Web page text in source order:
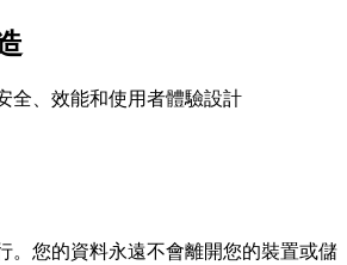
全、效能和使用者體驗設計
。您的資料永遠不會離開您的裝置或儲